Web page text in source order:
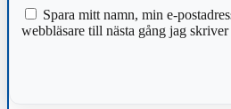
Spara mitt namn, min e-
webbläsare till nästa gång jag